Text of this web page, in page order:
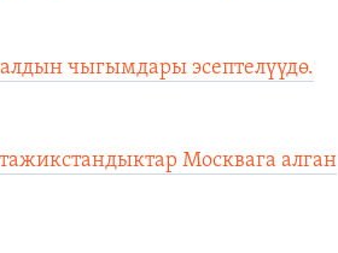
чыгымдары эсептелүүдө.
Москвага алган